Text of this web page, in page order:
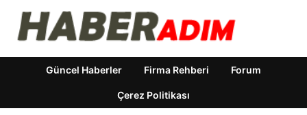
Güncel Haberler Firma Rehberi Forum
Çerez Politikası